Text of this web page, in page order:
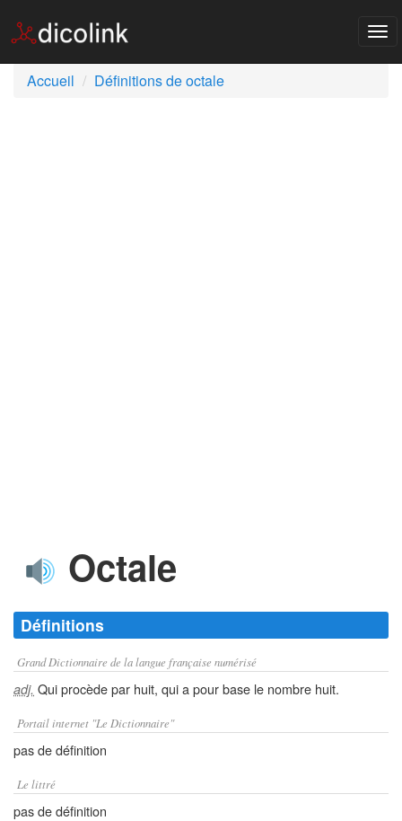
Accueil
Définitions de octale
Octale
Définitions
Grand Dictionnaire de la langue française numérisé
adj. Qui procède par huit, qui a pour base le nombre huit.
Portail internet "Le Dictionnaire"
pas de définition
Le littré
pas de définition